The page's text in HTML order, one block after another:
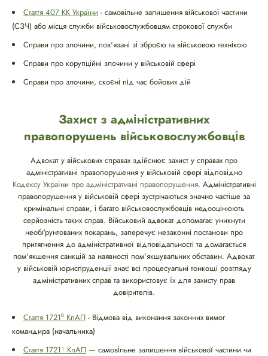
Стаття 407 КК України - самовільне залишення військової частини
(СЗЧ) або місця служби військовослужбовцям строкової служби
Справи про злочини, пов'язані зі зброєю та військовою технікою
Справи про корупційні злочини у військовій сфері
Справи про злочини, скоєні під час бойових дій
Захист з адміністративних
правопорушень військовослужбовців
Адвокат у військових справах здійснює захист у справах про
адміністративні правопорушення у військовій сфері відповідно
Кодексу України про адміністративні правопорушення. Адміністративні
правопорушення у військовій сфері зустрічаються значно частіше за
кримінальні справи, і багато військовослужбовців недооцінюють
серйозність таких справ. Військовий адвокат допомагає уникнути
необґрунтованих покарань, заперечує незаконні постанови про
притягнення до адміністративної відповідальності та домагається
пом'якшення санкцій за наявності пом'якшувальних обставин. Адвокат
у військовій юриспруденції знає всі процесуальні тонкощі розгляду
адміністративних справ та використовує їх для захисту прав
довірителів.
Стаття 1721⁰ КпАП - Відмова від виконання законних вимог
командира (начальника)
Стаття 1721¹ КпАП — самовільне залишення військової частини чи